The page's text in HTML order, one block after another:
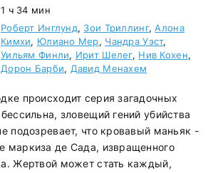
1 ч 34 мин
Роберт Инглунд, Зои Триллинг,Алона
Кимхи, Юлиано Мер, Чандра Уэст,
Уильям Финли, Ирит Шелег, Нив Кохен,
Дорон Барби, Давид Менахем
происходит серия загадочных
зловещий гений убийства
подозревает, что кровавый маньяк -
маркиза де Сада, извращенного
Жертвой может стать каждый,